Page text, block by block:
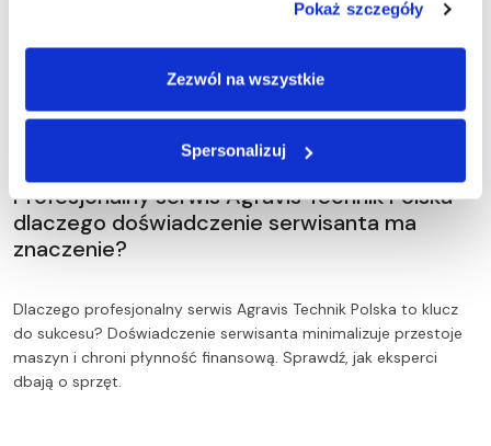
Pokaż szczegóły
Zezwól na wszystkie
Spersonalizuj
Profesjonalny serwis Agravis Technik Polska –
dlaczego doświadczenie serwisanta ma
znaczenie?
Dlaczego profesjonalny serwis Agravis Technik Polska to klucz
do sukcesu? Doświadczenie serwisanta minimalizuje przestoje
maszyn i chroni płynność finansową. Sprawdź, jak eksperci
dbają o sprzęt.